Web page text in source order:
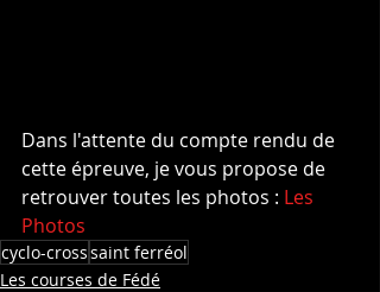
Dans l'attente du compte rendu de
cette épreuve, je vous propose de
retrouver toutes les photos : Les
Photos
cyclo-crosssaint ferréol
Les courses de Fédé